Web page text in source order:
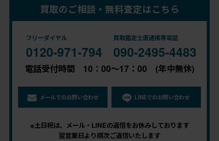
買取のご相談・無料査定はこちら
フリーダイヤル
0120-971-794
買取鑑定士直通携帯電話
090-2495-4483
電話受付時間 10：00～17：00 (年中無休)
メールでのお問い合わせ LINEでのお問い合わせ
※土日祝は、メール・LINEの返信をお休みしております
翌営業日より順次ご返信いたします